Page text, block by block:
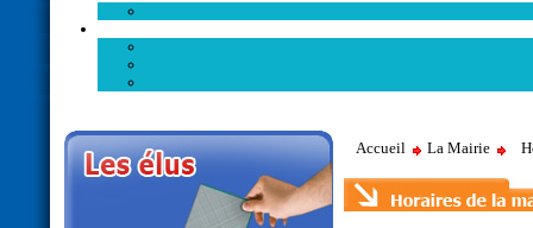
Accueil La Mairie